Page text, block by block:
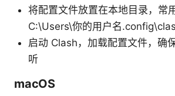
将配置文件放置在本地目录，常
C:\Users\你的用户名
启动 Clash，加载配置文件，确
听
macOS